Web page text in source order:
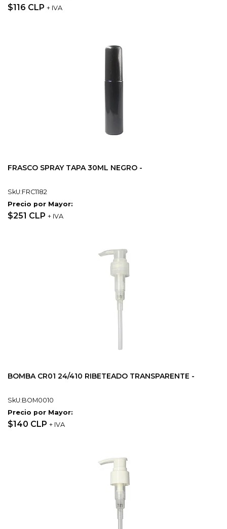
$116 CLP + IVA
FRASCO SPRAY TAPA 30ML NEGRO -
SkU:FRC1182
Precio por Mayor:
$251 CLP + IVA
BOMBA CR01 24/410 RIBETEADO TRANSPARENTE -
SkU:BOM0010
Precio por Mayor:
$140 CLP + IVA